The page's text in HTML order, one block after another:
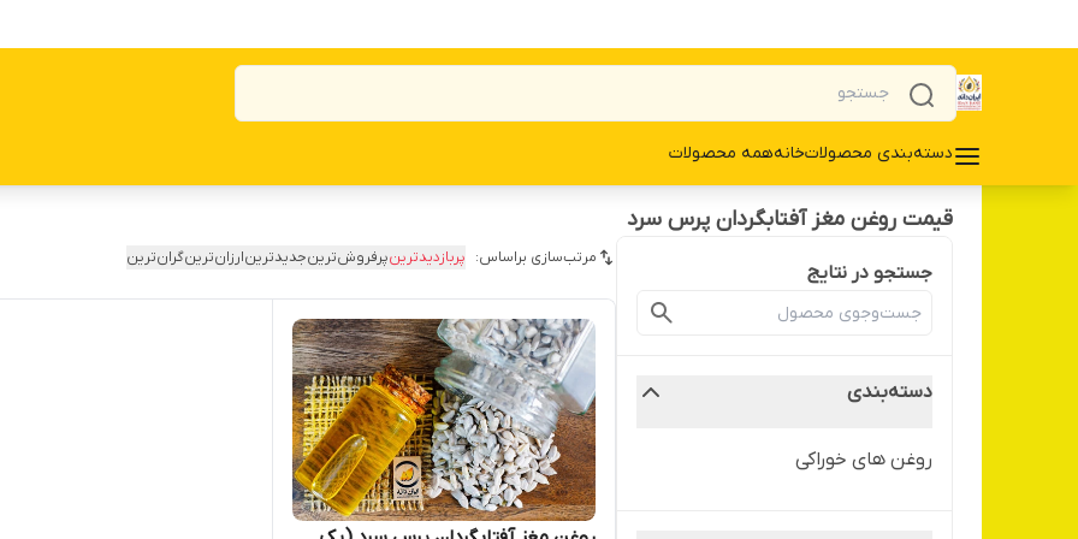
دسته‌بندی محصولاتخانههمه محصولات
قیمت روغن مغز آفتابگردان پرس سرد
جستجو در نتایج
دسته‌بندی
روغن های خوراکی
مرتب‌سازی براساس: پربازدیدترینپرفروش‌ترینجدیدترینارزان‌ترینگران‌ترین